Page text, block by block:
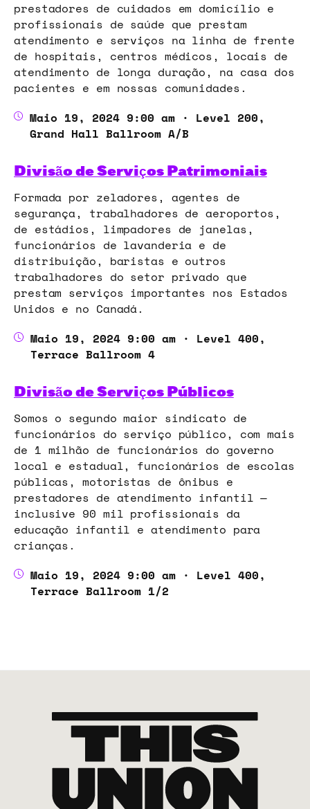
prestadores de cuidados em domicílio e
profissionais de saúde que prestam
atendimento e serviços na linha de frente
de hospitais, centros médicos, locais de
atendimento de longa duração, na casa dos
pacientes e em nossas comunidades.
Maio 19, 2024 9:00 am · Level 200,
Grand Hall Ballroom A/B
Divisão de Serviços Patrimoniais
Formada por zeladores, agentes de
segurança, trabalhadores de aeroportos,
de estádios, limpadores de janelas,
funcionários de lavanderia e de
distribuição, baristas e outros
trabalhadores do setor privado que
prestam serviços importantes nos Estados
Unidos e no Canadá.
Maio 19, 2024 9:00 am · Level 400,
Terrace Ballroom 4
Divisão de Serviços Públicos
Somos o segundo maior sindicato de
funcionários do serviço público, com mais
de 1 milhão de funcionários do governo
local e estadual, funcionários de escolas
públicas, motoristas de ônibus e
prestadores de atendimento infantil —
inclusive 90 mil profissionais da
educação infantil e atendimento para
crianças.
Maio 19, 2024 9:00 am · Level 400,
Terrace Ballroom 1/2